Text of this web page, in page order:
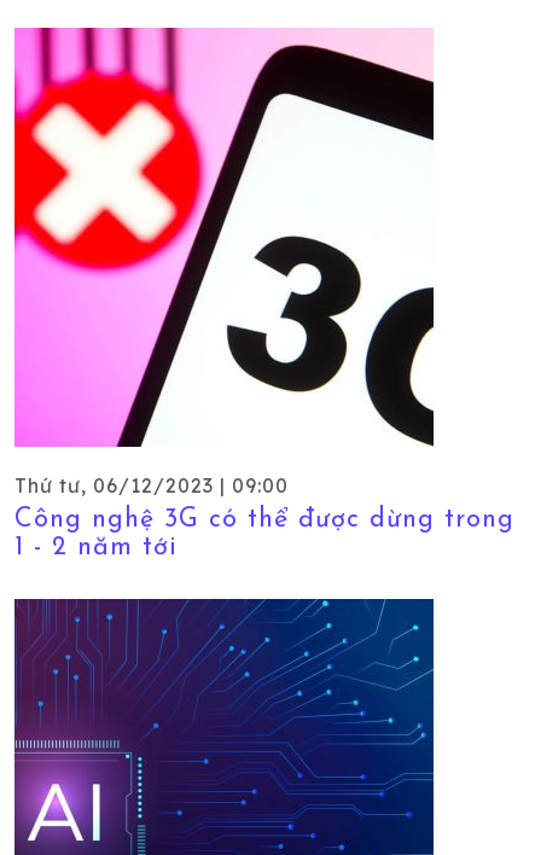
Thứ tư, 06/12/2023 | 09:00
Công nghệ 3G có thể được dừng trong
1 - 2 năm tới